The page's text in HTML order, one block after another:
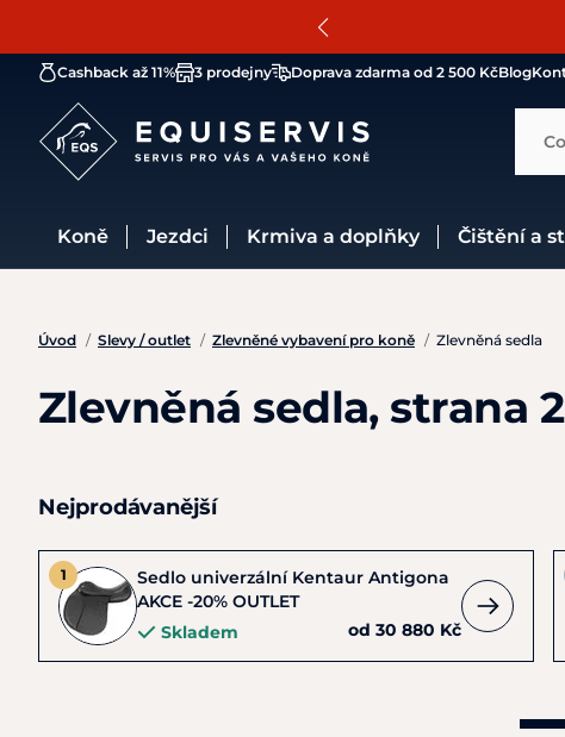
Cashback až 11% 3 prodejny Doprava zdarma od 2 500 KčBlog
Koně Jezdci Krmiva a doplňky Čištění a
Úvod / Slevy / outlet / Zlevněné vybavení pro koně / Zlevněná sedla
Zlevněná sedla, strana 2
Nejprodávanější
Sedlo univerzální Kentaur Antigona
AKCE -20% OUTLET
Skladem
od 30 880 Kč